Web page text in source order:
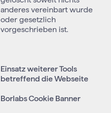
anderes vereinbart wurde
oder gesetzlich
vorgeschrieben ist.
Einsatz weiterer Tools
betreffend die Webseite
Borlabs Cookie Banner